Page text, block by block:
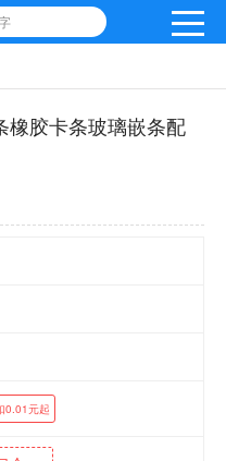
橡胶卡条玻璃嵌条配
0.01元起